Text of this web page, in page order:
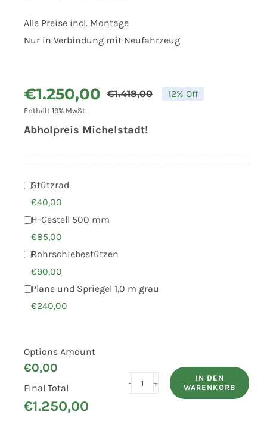
Alle Preise incl. Montage
Nur in Verbindung mit Neufahrzeug
€1.418,00
€1.250,00
Aktueller
Enthält 19% MwSt.
12% Off
Abholpreis Michelstadt!
Stützrad
€40,00
H-Gestell 500 mm
€85,00
Rohrschiebestützen
€90,00
Plane und Spriegel 1,0 m grau
€240,00
Options Amount
€0,00
Final Total
€1.250,00
HUMBAUR
IN DEN
WARENKORB